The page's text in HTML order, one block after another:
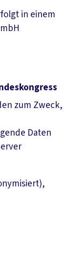
in einem
zum Zweck,
Daten